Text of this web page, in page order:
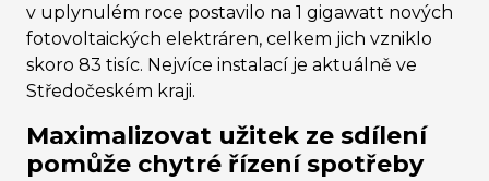
v uplynulém roce postavilo na 1 gigawatt nových
fotovoltaických elektráren, celkem jich vzniklo
skoro 83 tisíc. Nejvíce instalací je aktuálně ve
Středočeském kraji.
Maximalizovat užitek ze sdílení
pomůže chytré řízení spotřeby